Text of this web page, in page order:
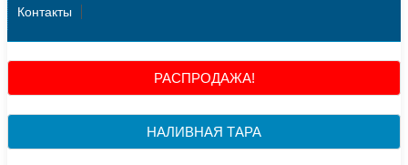
Контакты
РАСПРОДАЖА!
НАЛИВНАЯ ТАРА